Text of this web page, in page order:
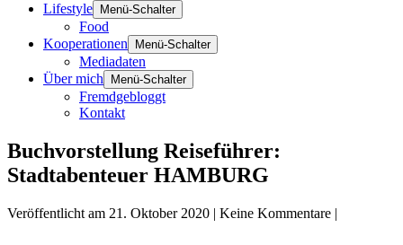
Lifestyle
Menü-Schalter
Food
Kooperationen
Menü-Schalter
Mediadaten
Über mich
Menü-Schalter
Fremdgebloggt
Kontakt
Buchvorstellung Reiseführer:
Stadtabenteuer HAMBURG
Veröffentlicht am 21. Oktober 2020 | Keine Kommentare |